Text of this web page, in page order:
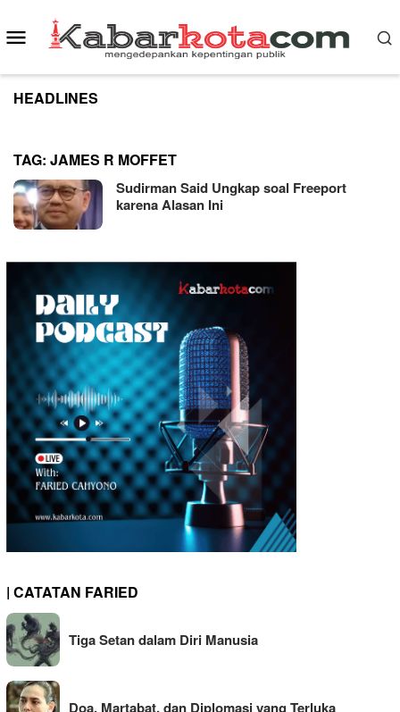
to
content
Mobile
Menu
HEADLINES
TAG: JAMES R MOFFET
Sudirman Said Ungkap soal Freeport
karena Alasan Ini
| CATATAN FARIED
Tiga Setan dalam Diri Manusia
Doa, Martabat, dan Diplomasi yang Terluka